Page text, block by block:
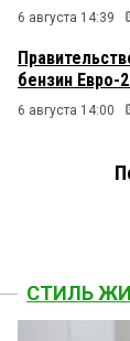
6 августа 14:39
бензин Евро-
6 августа 14:00
СТИЛЬ